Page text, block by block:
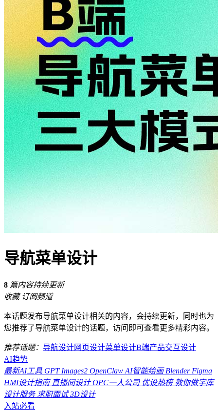
导航菜单设计
8 篇内容持续更新
收藏 订阅频道
本话题发布导航菜单设计相关的内容，会持续更新，同时也为
您推荐了导航菜单设计的话题，访问即可查看更多精彩内容。
推荐话题： 导航设计网页设计菜单设计B端产品交互设计
AI趋势
最新AI工具 GPT Images2 OpenClaw AI智能绘画BlenderFigma
HMI设计指南直播间设计OPC一人公司优设热榜教你做字库
设计服务求职面试3D设计
入站必看